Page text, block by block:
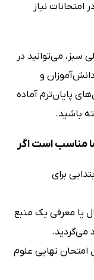
نیاز
سبز، می‌توانید در
و
پایان‌ترم آماده
باشید.
مناسب است اگر
برای
یا معرفی یک منبع
می‌گردید.
امتحان نهایی علوم